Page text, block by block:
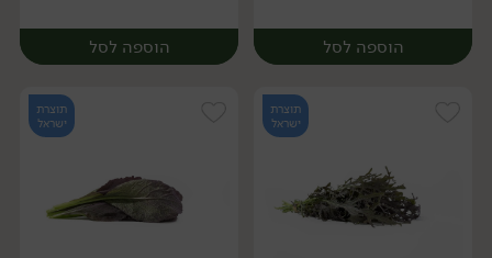
הוספה לסל הוספה לסל
תוצרת
ישראל
תוצרת
ישראל